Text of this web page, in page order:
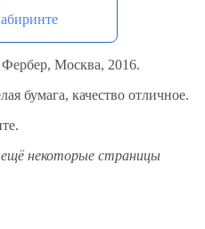
Москва, 2016.
бумага, качество отличное.
некоторые страницы